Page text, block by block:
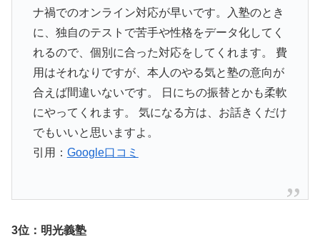
ナ禍でのオンライン対応が早いです。入塾のとき
に、独自のテストで苦手や性格をデータ化してく
れるので、個別に合った対応をしてくれます。 費
用はそれなりですが、本人のやる気と塾の意向が
合えば間違いないです。 日にちの振替とかも柔軟
にやってくれます。 気になる方は、お話きくだけ
でもいいと思いますよ。
引用： Google口コミ
3位：明光義塾